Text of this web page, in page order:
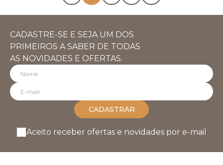
CADASTRE-SE E SEJA UM DOS
PRIMEIROS A SABER DE TODAS
AS NOVIDADES E OFERTAS.
CADASTRAR
Aceito receber ofertas e novidades por e-mail